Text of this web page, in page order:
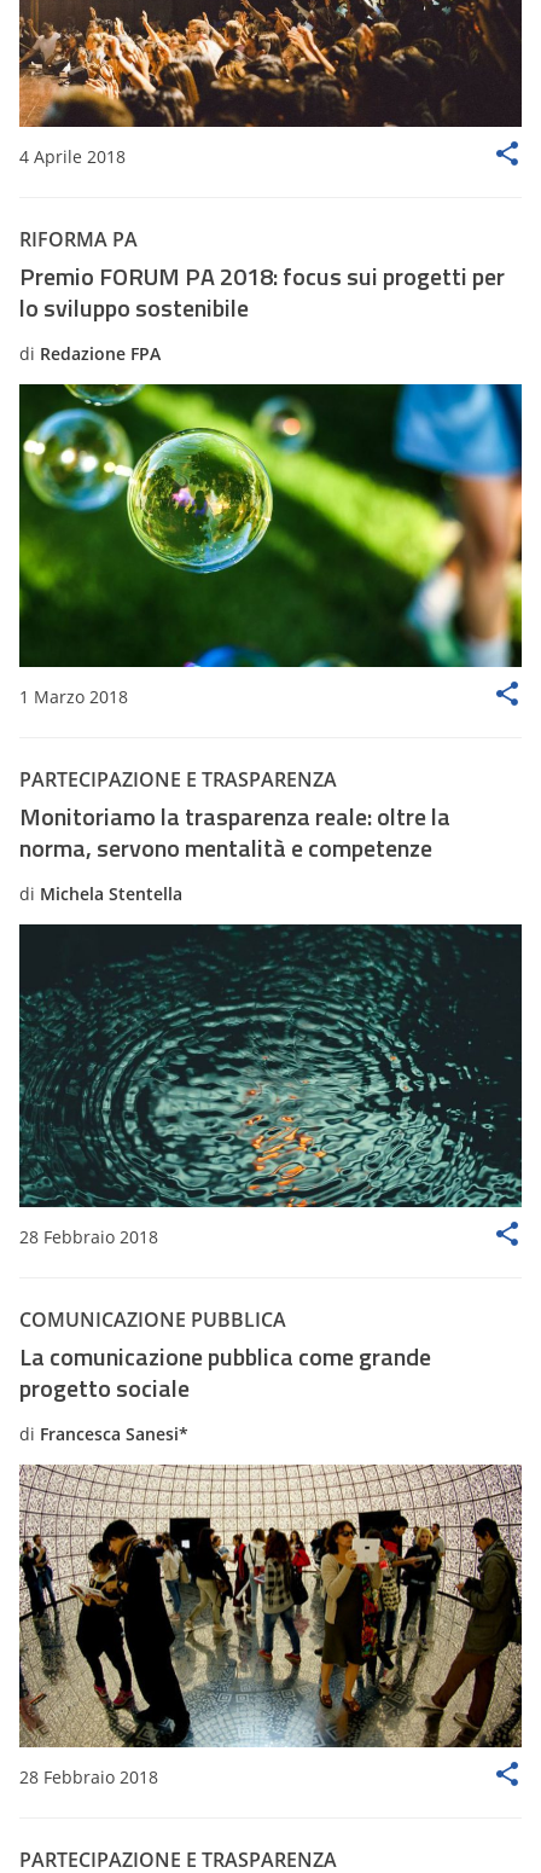
4 Aprile 2018
RIFORMA PA
Premio FORUM PA 2018: focus sui progetti per
lo sviluppo sostenibile
di Redazione FPA
1 Marzo 2018
PARTECIPAZIONE E TRASPARENZA
Monitoriamo la trasparenza reale: oltre la
norma, servono mentalità e competenze
di Michela Stentella
28 Febbraio 2018
COMUNICAZIONE PUBBLICA
La comunicazione pubblica come grande
progetto sociale
di ​Francesca Sanesi*
28 Febbraio 2018
PARTECIPAZIONE E TRASPARENZA